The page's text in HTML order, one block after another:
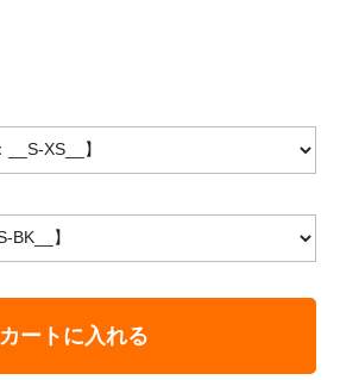
カートに入れる